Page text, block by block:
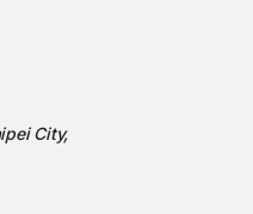
City,